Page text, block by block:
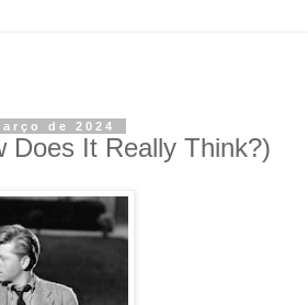
de 2024
Does It Really Think?)